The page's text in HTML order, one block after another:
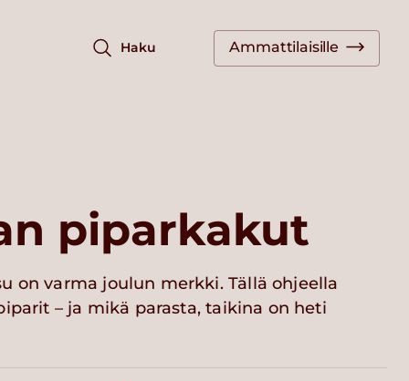
Haku Ammattilaisille
piparkakut
on varma joulun merkki. Tällä ohjeella
– ja mikä parasta, taikina on heti